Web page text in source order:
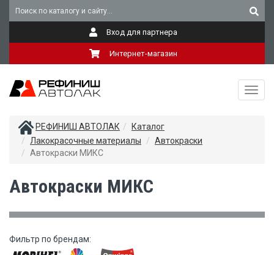
Вход для партнера
Интернет-магазин
РЕФИНИШ АВТОЛАК
Каталог
Лакокрасочные материалы
Автокраски
Автокраски МИКС
Автокраски МИКС
Фильтр по брендам: